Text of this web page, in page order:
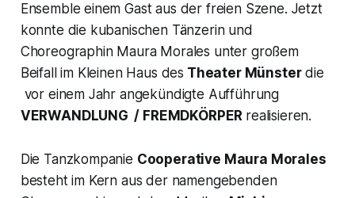
Ensemble einem Gast aus der freien Szene. Jetzt
konnte die kubanischen Tänzerin und
Choreographin Maura Morales unter großem
Beifall im Kleinen Haus des Theater Münsterdie
vor einem Jahr angekündigte Aufführung
VERWANDLUNG / FREMDKÖRPER realisieren.
Die Tanzkompanie Cooperative Maura Morales
besteht im Kern aus der namengebenden